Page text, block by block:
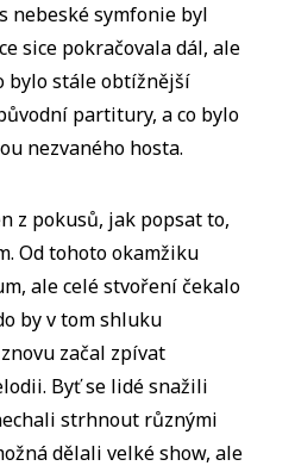
nebeské symfonie byl
sice pokračovala dál, ale
bylo stále obtížnější
partitury, a co bylo
nezvaného hosta.
z pokusů, jak popsat to,
Od tohoto okamžiku
ale celé stvoření čekalo
by v tom shluku
začal zpívat
Byť se lidé snažili
strhnout různými
dělali velké show, ale